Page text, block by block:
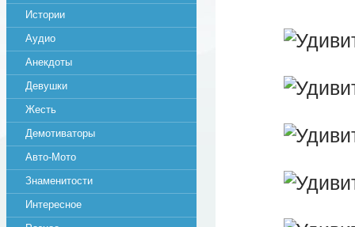
Истории
Аудио
Анекдоты
Девушки
Жесть
Демотиваторы
Авто-Мото
Знаменитости
Интересное